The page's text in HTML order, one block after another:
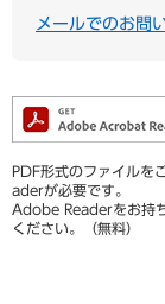
メールでのお問
PDF形式のファイルを
aderが必要です。
Adobe Readerをお持
ください。（無料）